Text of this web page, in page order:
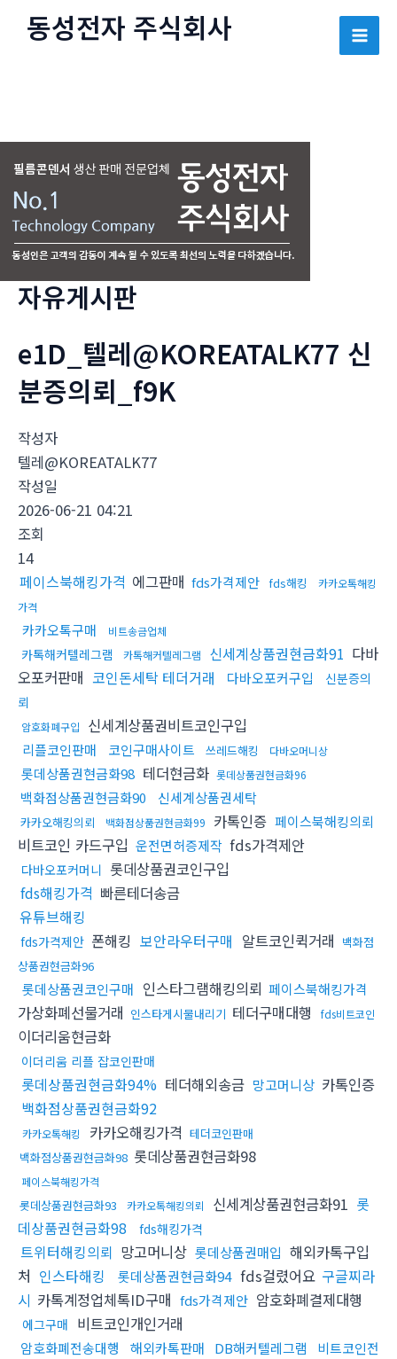
동성전자 주식회사
Main
자유게시판
e1D_텔레@KOREATALK77 신
분증의뢰_f9K
작성자
텔레@KOREATALK77
작성일
2026-06-21 04:21
조회
14
페이스북해킹가격 에그판매 fds가격제안 fds해킹
카카오톡해킹
가격
카카오톡구매 비트송금업체
카톡해커텔레그램 카톡해커텔레그램 신세계상품권현금화91 다바
오포커판매 코인돈세탁 테더거래 다바오포커구입
신분증의
뢰
암호화폐구입 신세계상품권비트코인구입
리플코인판매 코인구매사이트 쓰레드해킹 다바오머니상
롯데상품권현금화98 테더현금화 롯데상품권현금화96
백화점상품권현금화90 신세계상품권세탁
카카오해킹의뢰 백화점상품권현금화99 카톡인증 페이스북해킹의뢰
비트코인 카드구입 운전면허증제작 fds가격제안
다바오포커머니 롯데상품권코인구입
fds해킹가격 빠른테더송금
유튜브해킹
fds가격제안 폰해킹 보안라우터구매 알트코인퀵거래 백화점
상품권현금화96
롯데상품권코인구매 인스타그램해킹의뢰 페이스북해킹가격
가상화폐선물거래 인스타게시물내리기 테더구매대행 fds비트코인
이더리움현금화
이더리움 리플 잡코인판매
롯데상품권현금화94% 테더해외송금 망고머니상 카톡인증
백화점상품권현금화92
카카오톡해킹 카카오해킹가격 테더코인판매
백화점상품권현금화98 롯데상품권현금화98
페이스북해킹가격
롯데상품권현금화93 카카오톡해킹의뢰 신세계상품권현금화91 롯
데상품권현금화98
fds해킹가격
트위터해킹의뢰 망고머니상 롯데상품권매입 해외카톡구입
처 인스타해킹 롯데상품권현금화94 fds걸렸어요 구글찌라
시 카톡계정업체톡ID구매 fds가격제안 암호화폐결제대행
에그구매 비트코인개인거래
암호화폐전송대행 해외카톡판매 DB해커텔레그램
비트코인전